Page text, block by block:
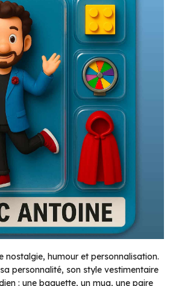
nostalgie, humour et personnalisation.
personnalité, son style vestimentaire
: une baguette, un mug, une paire